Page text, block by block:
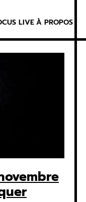
LIVE À PROPOS